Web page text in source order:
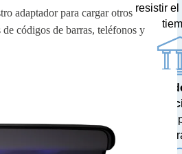
adaptador para cargar otros
códigos de barras, teléfonos y
resistir
Probados